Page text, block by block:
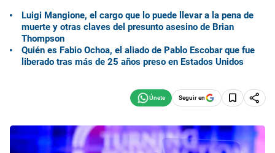
Luigi Mangione, el cargo que lo puede llevar a la pena de
muerte y otras claves del presunto asesino de Brian
Thompson
Quién es Fabio Ochoa, el aliado de Pablo Escobar que fue
liberado tras más de 25 años preso en Estados Unidos
Seguir en